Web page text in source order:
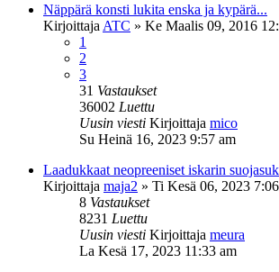
Näppärä konsti lukita enska ja kypärä...
Kirjoittaja ATC » Ke Maalis 09, 2016
1
2
3
31 Vastaukset
36002 Luettu
Uusin viesti Kirjoittaja mico
Su Heinä 16, 2023 9:57 am
Laadukkaat neopreeniset iskarin
Kirjoittaja maja2 » Ti Kesä 06, 2023
8 Vastaukset
8231 Luettu
Uusin viesti Kirjoittaja meura
La Kesä 17, 2023 11:33 am